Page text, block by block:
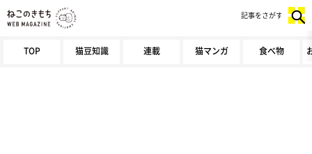
TOP 猫豆知識 連載 猫マンガ 食べ物
記事をさがす